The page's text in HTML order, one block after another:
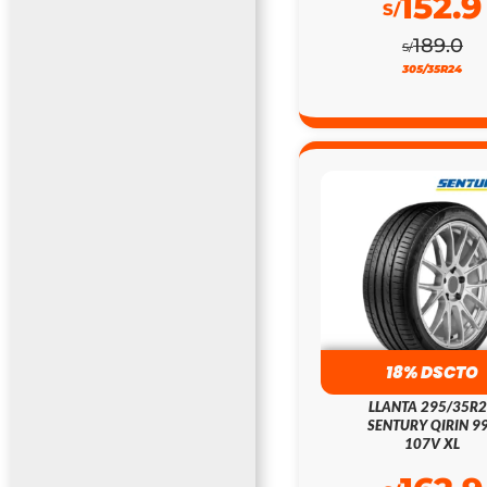
S/189.0
S/
305/35R24
18% DSCTO
LLANTA 295/
SENTURY QIRIN
107V XL